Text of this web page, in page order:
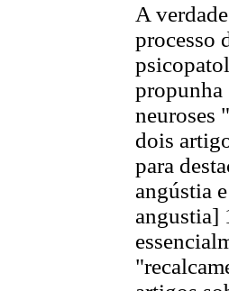
A
processo
propunha
neuroses
dois
para
angústia
angustia]